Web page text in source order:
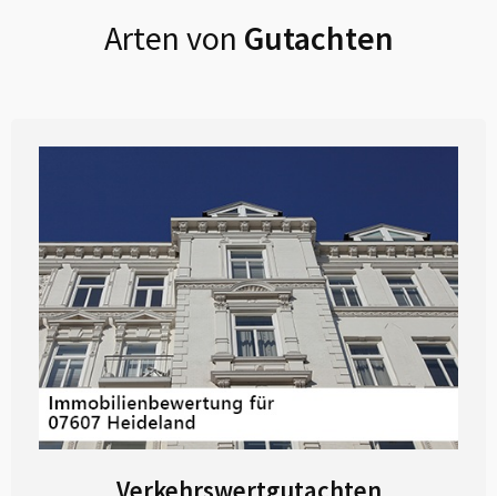
Arten von Gutachten